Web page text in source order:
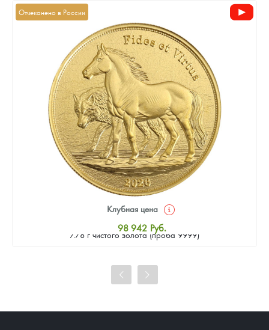
Отчеканено в России
7.78 г чистого золота (проба 9999)
Клубная цена
98 942 Руб.
Стандартная цена
Цена выкупа